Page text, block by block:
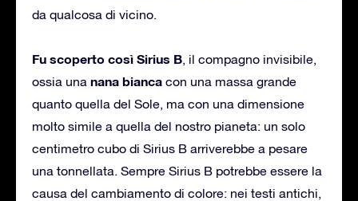
da qualcosa di vicino.
Fu scoperto così Sirius B, il compagno invisibile,
ossia una nana bianca con una massa grande
quanto quella del Sole, ma con una dimensione
molto simile a quella del nostro pianeta: un solo
centimetro cubo di Sirius B arriverebbe a pesare
una tonnellata. Sempre Sirius B potrebbe essere la
causa del cambiamento di colore: nei testi antichi,